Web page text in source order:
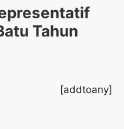
Tahun
[addtoany]